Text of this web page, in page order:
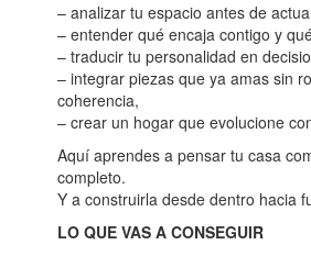
– analizar tu espacio antes de
– entender qué encaja contigo y
– traducir tu personalidad en
– integrar piezas que ya amas sin
coherencia,
– crear un hogar que evolucione
Aquí aprendes a pensar tu casa
completo.
Y a construirla desde dentro hacia
LO QUE VAS A CONSEGUIR